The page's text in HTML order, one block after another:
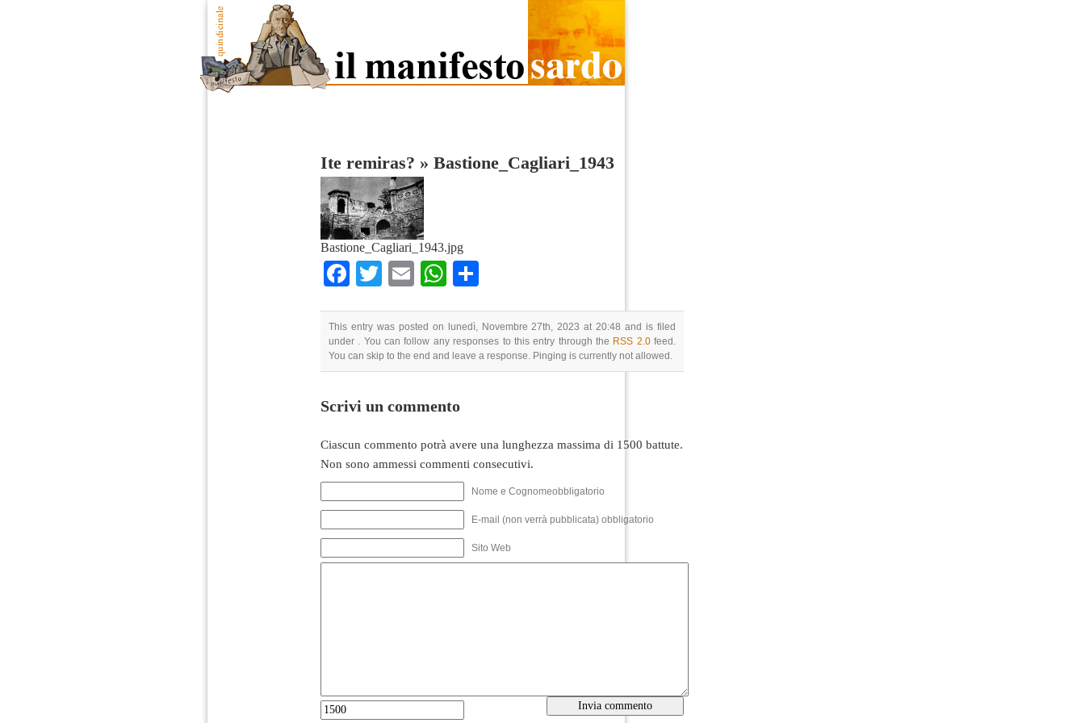
Ite remiras? » Bastione_Cagliari_1943
Bastione_Cagliari_1943.jpg
Facebook
TwitterEmailWhatsApp
This entry was posted on lunedì, Novembre 27th, 2023 at 20:48 and is filed
under . You can follow any responses to this entry through the RSS 2.0feed.
You can skip to the end and leave a response. Pinging is currently not allowed.
Scrivi un commento
Ciascun commento potrà avere una lunghezza massima di 1500 battute.
Non sono ammessi commenti consecutivi.
Nome e Cognomeobbligatorio
E-mail (non verrà pubblicata) obbligatorio
Sito Web